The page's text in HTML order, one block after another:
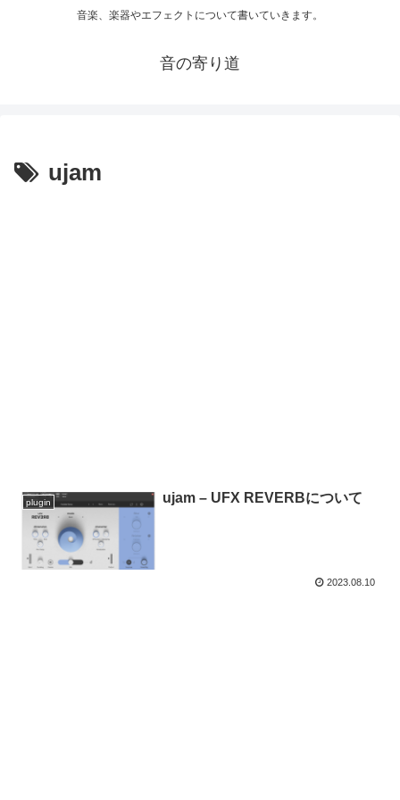
音楽、楽器やエフェクトについて書いていきます。
音の寄り道
ujam
plugin ujam – UFX REVERBについて
2023.08.10